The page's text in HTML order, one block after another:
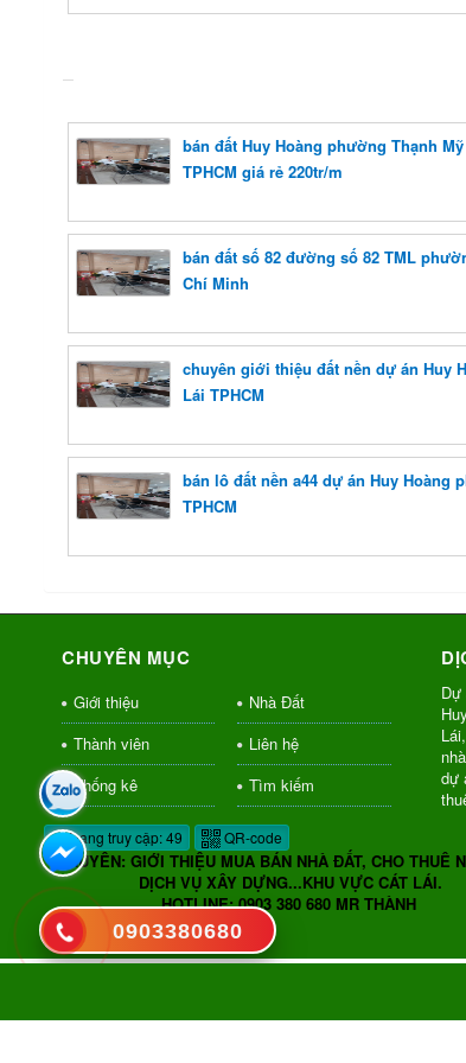
bán đất Huy Hoàng phường Thạnh
TPHCM giá rẻ 220tr/m
bán đất số 82 đường số 82 TML
Chí Minh
chuyên giới thiệu đất nền dự án Huy
Lái TPHCM
bán lô đất nền a44 dự án Huy Hoàng
TPHCM
CHUYÊN MỤC
Giới thiệu
Nhà Đất
Thành viên
Liên hệ
Thống kê
Tìm kiếm
Đang truy cập: 49 QR-code
Dự
dự
0903380680
CHUYÊN: GIỚI THIỆU MUA BÁN NHÀ ĐẤT, CHO THUÊ
DỊCH VỤ XÂY DỰNG...KHU VỰC CÁT LÁI.
HOTLINE: 0903 380 680 MR THÀNH